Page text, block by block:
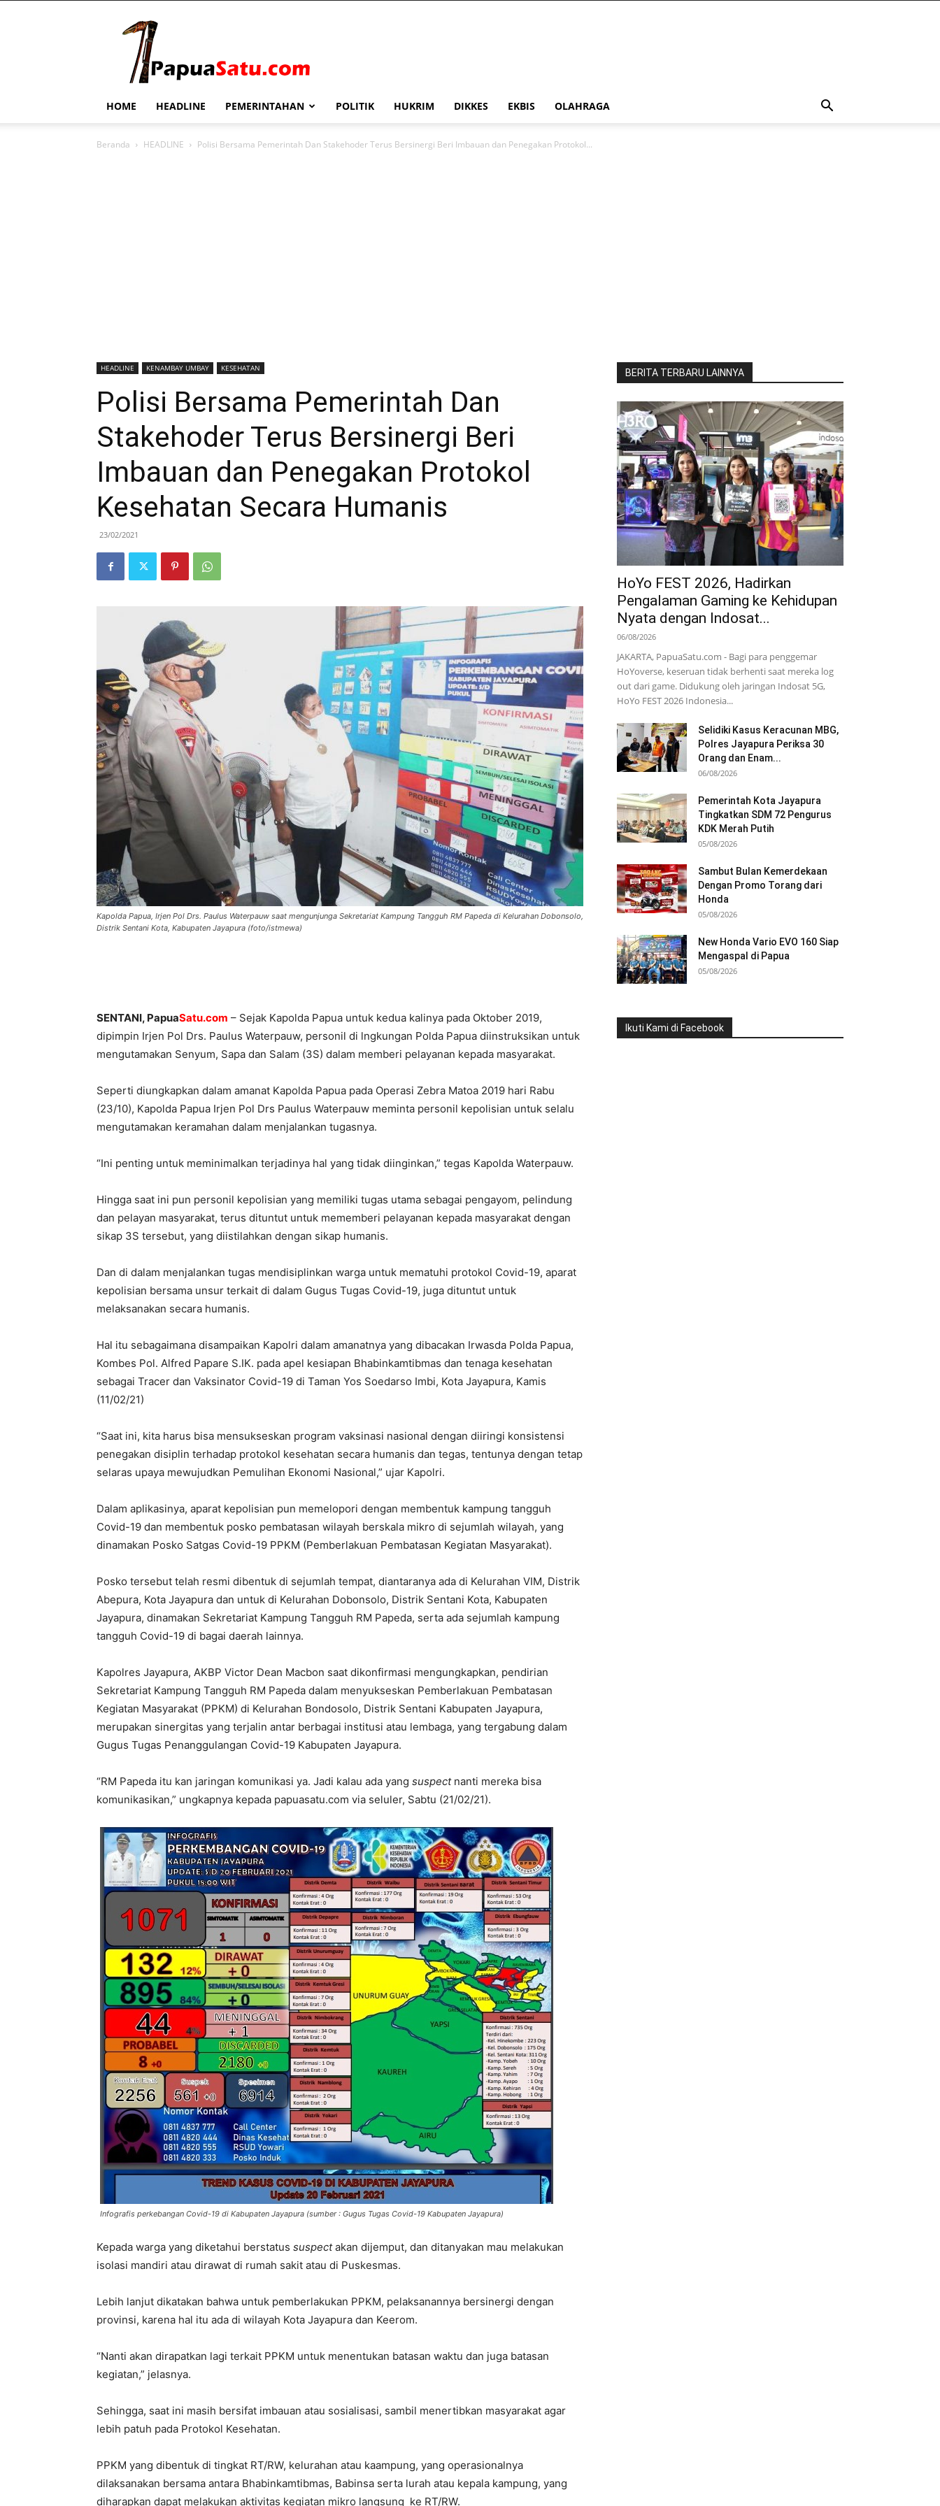
HOME HEADLINE PEMERINTAHAN POLITIK HUKRIM DIKKES EKBIS OLAHRAGA
Beranda HEADLINE Polisi Bersama Pemerintah Dan Stakehoder Terus Bersinergi Beri Imbauan dan Penegakan Protokol...
HEADLINE KENAMBAY UMBAY KESEHATAN
Polisi Bersama Pemerintah Dan
Stakehoder Terus Bersinergi Beri
Imbauan dan Penegakan Protokol
Kesehatan Secara Humanis
23/02/2021
Kapolda Papua, Irjen Pol Drs. Paulus Waterpauw saat mengunjunga Sekretariat Kampung Tangguh RM Papeda di Kelurahan Dobonsolo,
Distrik Sentani Kota, Kabupaten Jayapura (foto/istmewa)
SENTANI, PapuaSatu.com – Sejak Kapolda Papua untuk kedua kalinya pada Oktober 2019,
dipimpin Irjen Pol Drs. Paulus Waterpauw, personil di lngkungan Polda Papua diinstruksikan untuk
mengutamakan Senyum, Sapa dan Salam (3S) dalam memberi pelayanan kepada masyarakat.
Seperti diungkapkan dalam amanat Kapolda Papua pada Operasi Zebra Matoa 2019 hari Rabu
(23/10), Kapolda Papua Irjen Pol Drs Paulus Waterpauw meminta personil kepolisian untuk selalu
mengutamakan keramahan dalam menjalankan tugasnya.
“Ini penting untuk meminimalkan terjadinya hal yang tidak diinginkan,” tegas Kapolda Waterpauw.
Hingga saat ini pun personil kepolisian yang memiliki tugas utama sebagai pengayom, pelindung
dan pelayan masyarakat, terus dituntut untuk mememberi pelayanan kepada masyarakat dengan
sikap 3S tersebut, yang diistilahkan dengan sikap humanis.
Dan di dalam menjalankan tugas mendisiplinkan warga untuk mematuhi protokol Covid-19, aparat
kepolisian bersama unsur terkait di dalam Gugus Tugas Covid-19, juga dituntut untuk
melaksanakan secara humanis.
Hal itu sebagaimana disampaikan Kapolri dalam amanatnya yang dibacakan Irwasda Polda Papua,
Kombes Pol. Alfred Papare S.IK. pada apel kesiapan Bhabinkamtibmas dan tenaga kesehatan
sebagai Tracer dan Vaksinator Covid-19 di Taman Yos Soedarso Imbi, Kota Jayapura, Kamis
(11/02/21)
“Saat ini, kita harus bisa mensukseskan program vaksinasi nasional dengan diiringi konsistensi
penegakan disiplin terhadap protokol kesehatan secara humanis dan tegas, tentunya dengan tetap
selaras upaya mewujudkan Pemulihan Ekonomi Nasional,” ujar Kapolri.
Dalam aplikasinya, aparat kepolisian pun memelopori dengan membentuk kampung tangguh
Covid-19 dan membentuk posko pembatasan wilayah berskala mikro di sejumlah wilayah, yang
dinamakan Posko Satgas Covid-19 PPKM (Pemberlakuan Pembatasan Kegiatan Masyarakat).
Posko tersebut telah resmi dibentuk di sejumlah tempat, diantaranya ada di Kelurahan VIM, Distrik
Abepura, Kota Jayapura dan untuk di Kelurahan Dobonsolo, Distrik Sentani Kota, Kabupaten
Jayapura, dinamakan Sekretariat Kampung Tangguh RM Papeda, serta ada sejumlah kampung
tangguh Covid-19 di bagai daerah lainnya.
Kapolres Jayapura, AKBP Victor Dean Macbon saat dikonfirmasi mengungkapkan, pendirian
Sekretariat Kampung Tangguh RM Papeda dalam menyukseskan Pemberlakuan Pembatasan
Kegiatan Masyarakat (PPKM) di Kelurahan Bondosolo, Distrik Sentani Kabupaten Jayapura,
merupakan sinergitas yang terjalin antar berbagai institusi atau lembaga, yang tergabung dalam
Gugus Tugas Penanggulangan Covid-19 Kabupaten Jayapura.
“RM Papeda itu kan jaringan komunikasi ya. Jadi kalau ada yang suspectnanti mereka bisa
komunikasikan,” ungkapnya kepada papuasatu.com via seluler, Sabtu (21/02/21).
Infografis perkebangan Covid-19 di Kabupaten Jayapura (sumber : Gugus Tugas Covid-19 Kabupaten Jayapura)
Kepada warga yang diketahui berstatus suspectakan dijemput, dan ditanyakan mau melakukan
isolasi mandiri atau dirawat di rumah sakit atau di Puskesmas.
Lebih lanjut dikatakan bahwa untuk pemberlakukan PPKM, pelaksanannya bersinergi dengan
provinsi, karena hal itu ada di wilayah Kota Jayapura dan Keerom.
“Nanti akan dirapatkan lagi terkait PPKM untuk menentukan batasan waktu dan juga batasan
kegiatan,” jelasnya.
Sehingga, saat ini masih bersifat imbauan atau sosialisasi, sambil menertibkan masyarakat agar
lebih patuh pada Protokol Kesehatan.
PPKM yang dibentuk di tingkat RT/RW, kelurahan atau kaampung, yang operasionalnya
dilaksanakan bersama antara Bhabinkamtibmas, Babinsa serta lurah atau kepala kampung, yang
diharapkan dapat melakukan aktivitas kegiatan mikro langsung ke RT/RW.
BERITA TERBARU LAINNYA
HoYo FEST 2026, Hadirkan
Pengalaman Gaming ke Kehidupan
Nyata dengan Indosat...
06/08/2026
JAKARTA, PapuaSatu.com - Bagi para penggemar
HoYoverse, keseruan tidak berhenti saat mereka log
out dari game. Didukung oleh jaringan Indosat 5G,
HoYo FEST 2026 Indonesia...
Selidiki Kasus Keracunan MBG,
Polres Jayapura Periksa 30
Orang dan Enam...
06/08/2026
Pemerintah Kota Jayapura
Tingkatkan SDM 72 Pengurus
KDK Merah Putih
05/08/2026
Sambut Bulan Kemerdekaan
Dengan Promo Torang dari
Honda
05/08/2026
New Honda Vario EVO 160 Siap
Mengaspal di Papua
05/08/2026
Ikuti Kami di Facebook